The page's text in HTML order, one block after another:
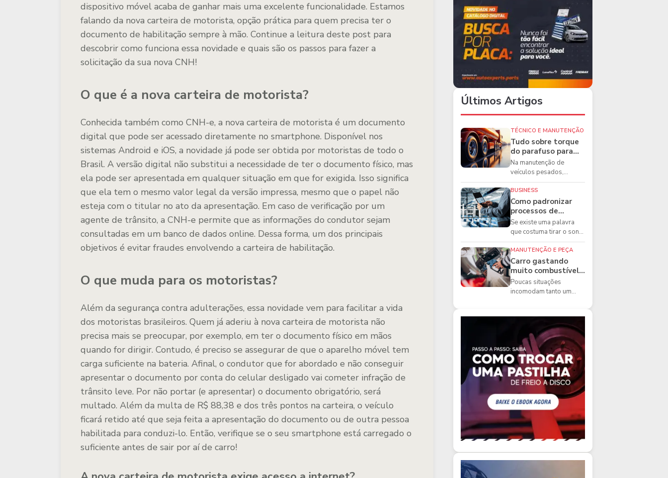
dispositivo móvel acaba de ganhar mais uma excelente funcionalidade. Estamos
falando da nova carteira de motorista, opção prática para quem precisa ter o
documento de habilitação sempre à mão. Continue a leitura deste post para
descobrir como funciona essa novidade e quais são os passos para fazer a
solicitação da sua nova CNH!
O que é a nova carteira de motorista?
Conhecida também como CNH-e, a nova carteira de motorista é um documento
digital que pode ser acessado diretamente no smartphone. Disponível nos
sistemas Android e iOS, a novidade já pode ser obtida por motoristas de todo o
Brasil. A versão digital não substitui a necessidade de ter o documento físico, mas
ela pode ser apresentada em qualquer situação em que for exigida. Isso significa
que ela tem o mesmo valor legal da versão impressa, mesmo que o papel não
esteja com o titular no ato da apresentação. Em caso de verificação por um
agente de trânsito, a CNH-e permite que as informações do condutor sejam
consultadas em um banco de dados online. Dessa forma, um dos principais
objetivos é evitar fraudes envolvendo a carteira de habilitação.
O que muda para os motoristas?
Além da segurança contra adulterações, essa novidade vem para facilitar a vida
dos motoristas brasileiros. Quem já aderiu à nova carteira de motorista não
precisa mais se preocupar, por exemplo, em ter o documento físico em mãos
quando for dirigir. Contudo, é preciso se assegurar de que o aparelho móvel tem
carga suficiente na bateria. Afinal, o condutor que for abordado e não conseguir
apresentar o documento por conta do celular desligado vai cometer infração de
trânsito leve. Por não portar (e apresentar) o documento obrigatório, será
multado. Além da multa de R$ 88,38 e dos três pontos na carteira, o veículo
ficará retido até que seja feita a apresentação do documento ou de outra pessoa
habilitada para conduzi-lo. Então, verifique se o seu smartphone está carregado o
suficiente antes de sair por aí de carro!
Últimos Artigos
TÉCNICO E MANUTENÇÃO
Tudo sobre torque
do parafuso para
caminhões e as
boas práticas que
todo mecânico
precisa conhecer
Na manutenção de
veículos pesados,
existem ferramentas que
fazem diferença direta na
segurança e na ...
BUSINESS
Como padronizar
processos de
manutenção de
frota na oficina
Se existe uma palavra
que costuma tirar o sono
dos gestores de
manutenção, ela é a
imprevisibilidade...
MANUTENÇÃO E PEÇA
Carro gastando
muito combustível:
5 motivos que
podem aumentar o
Poucas situações
incomodam tanto um
acabando mais r...